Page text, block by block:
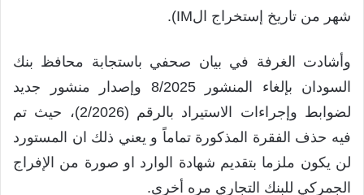
شهر من تاريخ إستخراج الIM).
وأشادت الغرفة في بيان صحفي باستجابة محافظ بنك
السودان بإلغاء المنشور 8/2025 وإصدار منشور جديد
لضوابط وإجراءات الاستيراد بالرقم (2/2026)، حيث تم
فيه حذف الفقرة المذكورة تماماً و يعني ذلك ان المستورد
لن يكون ملزما بتقديم شهادة الوارد او صورة من الإفراج
الجمركي للبنك التجاري مره أخرى.